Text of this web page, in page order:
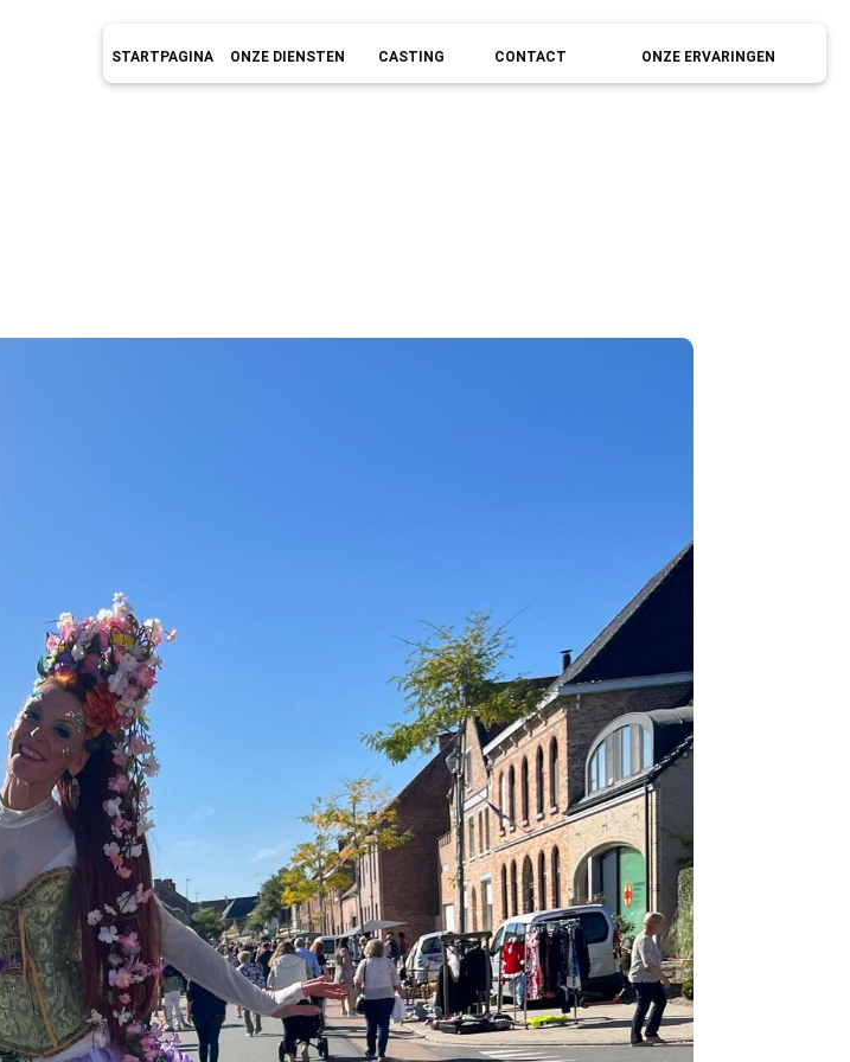
STARTPAGINA ONZE DIENSTEN CASTING CONTACT ONZE ERVARINGEN